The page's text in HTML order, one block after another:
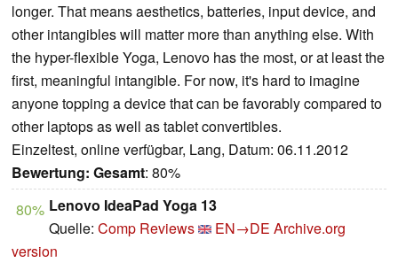
longer. That means aesthetics, batteries, input device, and
other intangibles will matter more than anything else. With
the hyper-flexible Yoga, Lenovo has the most, or at least the
first, meaningful intangible. For now, it's hard to imagine
anyone topping a device that can be favorably compared to
other laptops as well as tablet convertibles.
Einzeltest, online verfügbar, Lang, Datum: 06.11.2012
Bewertung: Gesamt: 80%
80% Lenovo IdeaPad Yoga 13
Quelle: Comp Reviews EN→DE Archive.org
version